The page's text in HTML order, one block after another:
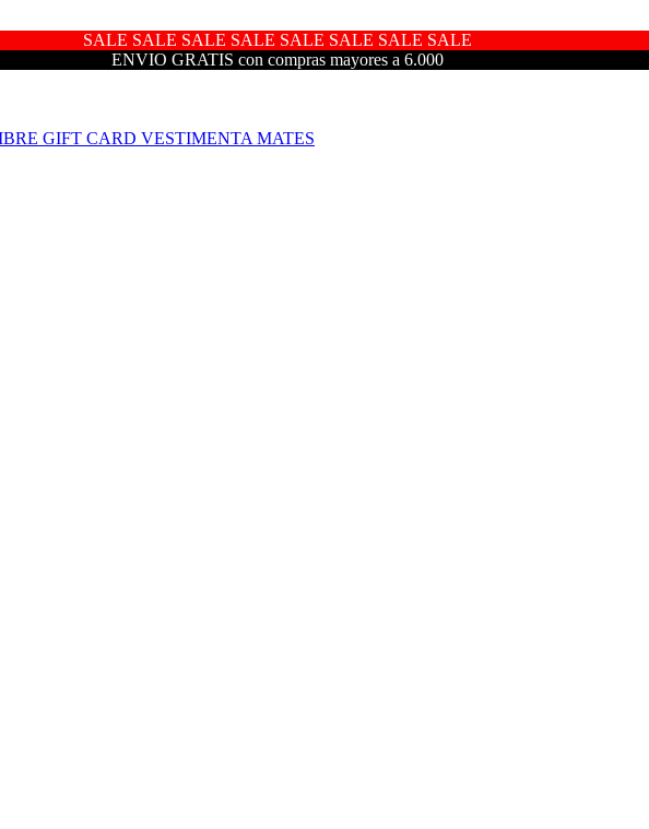
SALE SALE SALE SALE SALE SALE SALE SALE
ENVIO GRATIS con compras mayores a 6.000
GIFT CARD VESTIMENTA MATES